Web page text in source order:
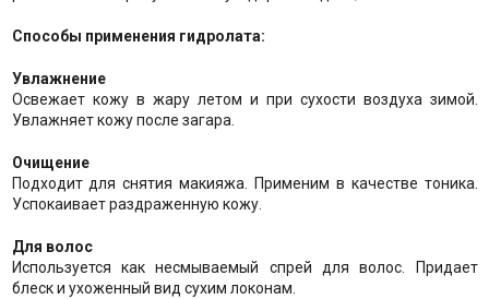
Способы применения гидролата:
Увлажнение
Освежает кожу в жару летом и при сухости воздуха зимой.
Увлажняет кожу после загара.
Очищение
Подходит для снятия макияжа. Применим в качестве тоника.
Успокаивает раздраженную кожу.
Для волос
Используется как несмываемый спрей для волос. Придает
блеск и ухоженный вид сухим локонам.